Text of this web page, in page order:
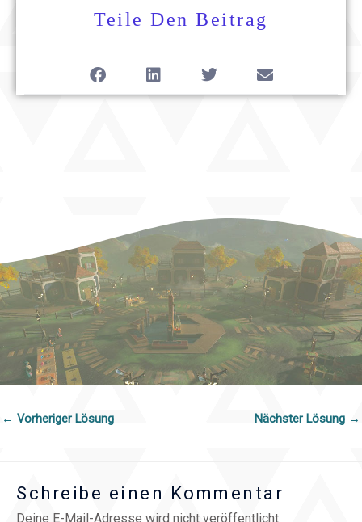
Teile Den Beitrag
← Vorheriger Lösung Nächster Lösung →
Schreibe einen Kommentar
Deine E-Mail-Adresse wird nicht veröffentlicht.